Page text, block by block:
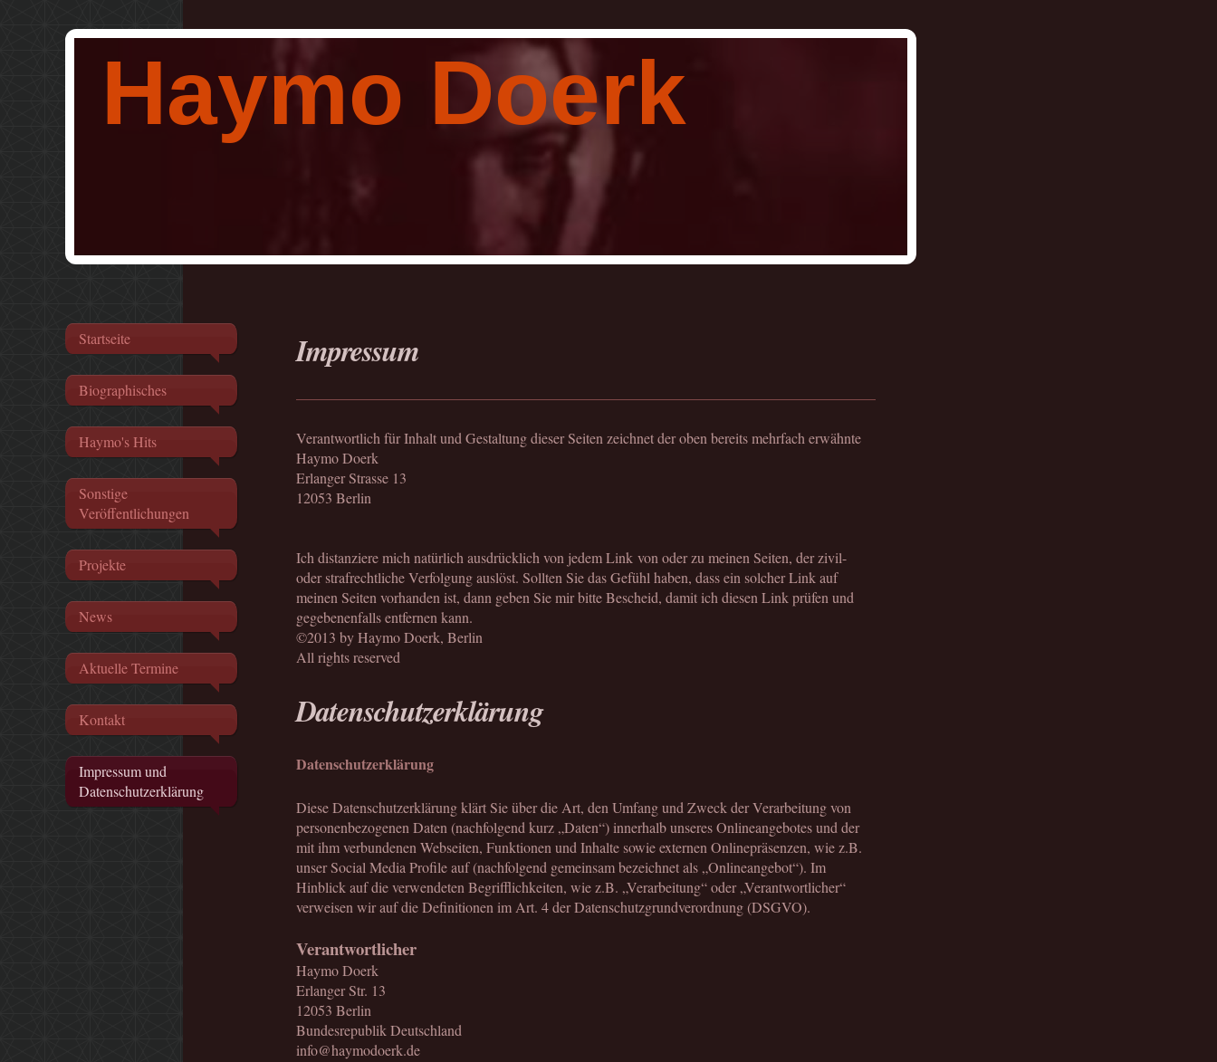
Haymo Doerk
Startseite
Biographisches
Haymo's Hits
Sonstige
Veröffentlichungen
Projekte
News
Aktuelle Termine
Kontakt
Impressum und
Datenschutzerklärung
Impressum
Verantwortlich für Inhalt und Gestaltung dieser Seiten zeichnet der oben bereits mehrfach erwähnte
Haymo Doerk
Erlanger Strasse 13
12053 Berlin
Ich distanziere mich natürlich ausdrücklich von jedem Link von oder zu meinen Seiten, der zivil-
oder strafrechtliche Verfolgung auslöst. Sollten Sie das Gefühl haben, dass ein solcher Link auf
meinen Seiten vorhanden ist, dann geben Sie mir bitte Bescheid, damit ich diesen Link prüfen und
gegebenenfalls entfernen kann.
©2013 by Haymo Doerk, Berlin
All rights reserved
Datenschutzerklärung
Datenschutzerklärung
Diese Datenschutzerklärung klärt Sie über die Art, den Umfang und Zweck der Verarbeitung von
personenbezogenen Daten (nachfolgend kurz „Daten“) innerhalb unseres Onlineangebotes und der
mit ihm verbundenen Webseiten, Funktionen und Inhalte sowie externen Onlinepräsenzen, wie z.B.
unser Social Media Profile auf (nachfolgend gemeinsam bezeichnet als „Onlineangebot“). Im
Hinblick auf die verwendeten Begrifflichkeiten, wie z.B. „Verarbeitung“ oder „Verantwortlicher“
verweisen wir auf die Definitionen im Art. 4 der Datenschutzgrundverordnung (DSGVO).
Verantwortlicher
Haymo Doerk
Erlanger Str. 13
12053 Berlin
Bundesrepublik Deutschland
info@haymodoerk.de